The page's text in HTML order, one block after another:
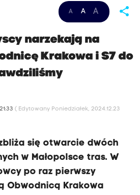
A A A share
narzekają na
Krakowa i S7 do
( Edytowany Poniedziałek, 2024.12.23
się otwarcie dwóch
w Małopolsce tras. W
po raz pierwszy
Obwodnicą Krakowa